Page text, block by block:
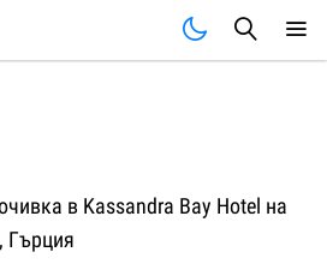
в Kassandra Bay Hotel на
Гърция